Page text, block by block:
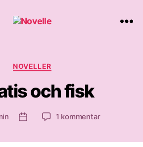
Kategorier
NOVELLER
och fisk
Inläggsdatum1 kommentartill